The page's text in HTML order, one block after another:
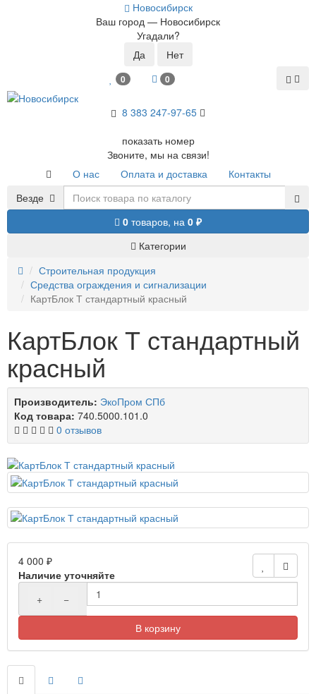
Новосибирск
Ваш город — Новосибирск
Угадали?
0 0
8 383 247-97-65
показать номер
Звоните, мы на связи!
О нас
Оплата и доставка
Контакты
Везде
0 товаров, на 0 ₽
Категории
Строительная продукция
Средства ограждения и сигнализации
КартБлок Т стандартный красный
КартБлок Т стандартный
красный
Производитель: ЭкоПром СПб
Код товара: 740.5000.101.0
0 отзывов
4 000 ₽
Наличие уточняйте
+
−
В корзину